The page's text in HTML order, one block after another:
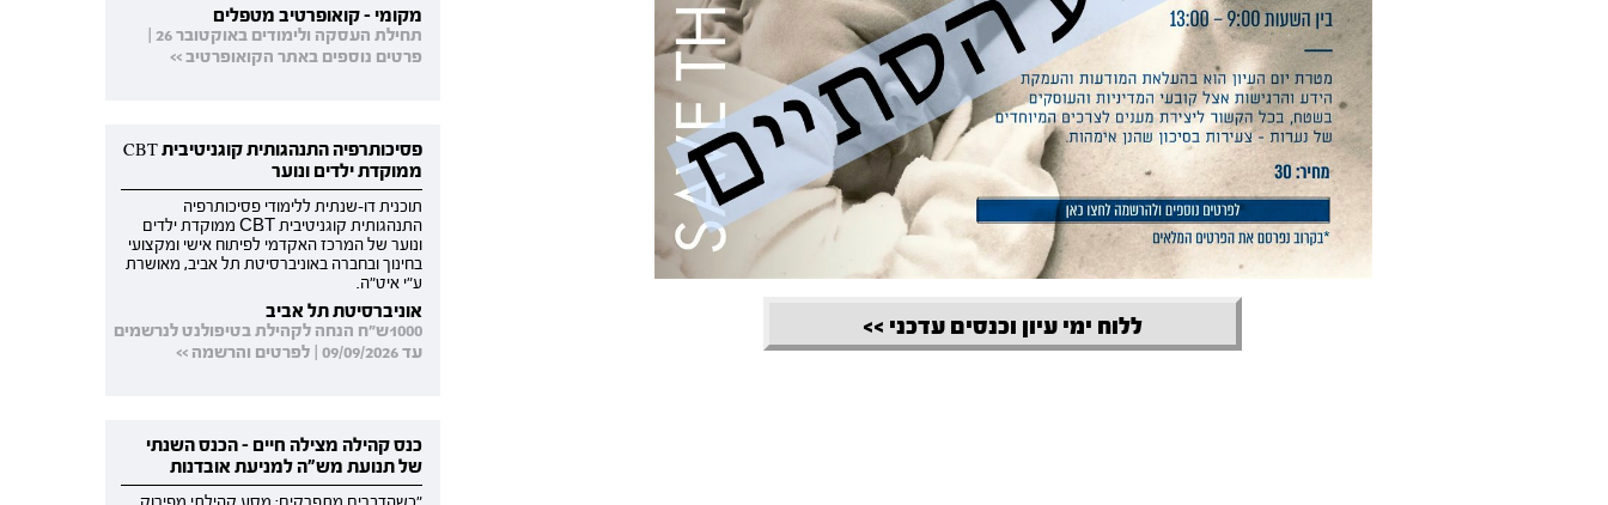
ללוח ימי עיון וכנסים עדכני >>
מקומי - קואופרטיב מטפלים
תחילת העסקה ולימודים באוקטובר 26 |
פרטים נוספים באתר הקואופרטיב >>
פסיכותרפיה התנהגותית קוגניטיבית CBT
ממוקדת ילדים ונוער
תוכנית דו-שנתית ללימודי פסיכותרפיה
התנהגותית קוגניטיבית CBT ממוקדת ילדים
ונוער של המרכז האקדמי לפיתוח אישי ומקצועי
בחינוך ובחברה באוניברסיטת תל אביב, מאושרת
ע"י איט"ה.
אוניברסיטת תל אביב
1000ש"ח הנחה לקהילת בטיפולנט לנרשמים
עד 09/09/2026 | לפרטים והרשמה >>
כנס קהילה מצילה חיים - הכנס השנתי
של תנועת מש"ה למניעת אובדנות